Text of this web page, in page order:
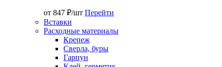
от 847 ₽/шт Перейти
Вставки
Расходные материалы
Крепеж
Сверла, буры
Гарпун